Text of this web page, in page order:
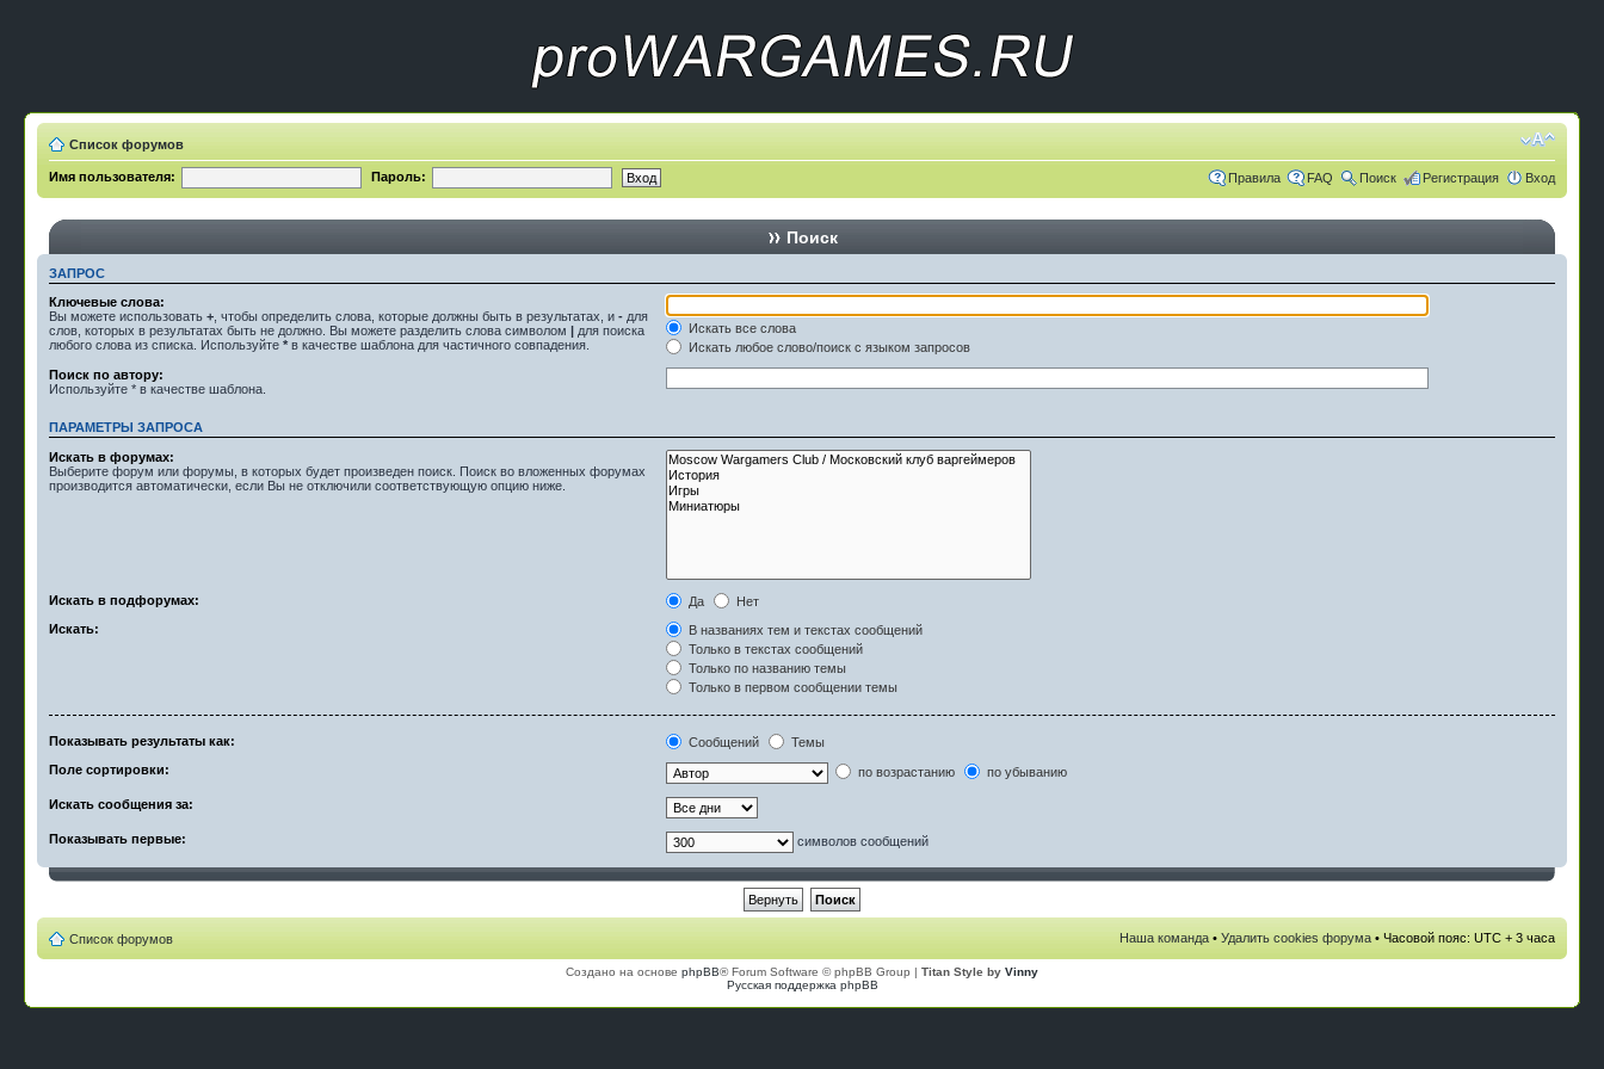
Список форумов
Правила FAQ Поиск Регистрация Вход
Имя пользователя: Пароль:
Поиск
ЗАПРОС
Ключевые слова:
Вы можете использовать + , чтобы определить слова, которые должны быть в результатах, и - для
слов, которых в результатах быть не должно. Вы можете разделить слова символом | для поиска
любого слова из списка. Используйте * в качестве шаблона для частичного совпадения.
Искать все слова
Искать любое слово/поиск с языком запросов
Поиск по автору:
Используйте * в качестве шаблона.
ПАРАМЕТРЫ ЗАПРОСА
Искать в форумах:
Выберите форум или форумы, в которых будет произведен поиск. Поиск во вложенных форумах
производится автоматически, если Вы не отключили соответствующую опцию ниже.
Искать в подфорумах: Да
Нет
Искать:
В названиях тем и текстах сообщений
Только в текстах сообщений
Только по названию темы
Только в первом сообщении темы
Показывать результаты как: Сообщений
Темы
Поле сортировки:
по возрастанию по убыванию
Искать сообщения за:
Показывать первые: символов сообщений
Список форумов Наша команда • Удалить cookies форума • Часовой пояс: UTC + 3 часа
Создано на основе phpBB® Forum Software © phpBB Group | Titan Style by Vinny
Русская поддержка phpBB